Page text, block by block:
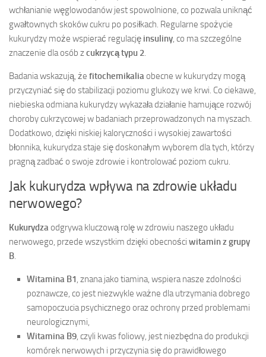
wchłanianie węglowodanów jest spowolnione, co pozwala uniknąć
gwałtownych skoków cukru po posiłkach. Regularne spożycie
kukurydzy może wspierać regulację insuliny, co ma szczególne
znaczenie dla osób zcukrzycą typu 2.
Badania wskazują, że fitochemikaliaobecne w kukurydzy mogą
przyczyniać się do stabilizacji poziomu glukozy we krwi. Co ciekawe,
niebieska odmiana kukurydzy wykazała działanie hamujące rozwój
choroby cukrzycowej w badaniach przeprowadzonych na myszach.
Dodatkowo, dzięki niskiej kaloryczności i wysokiej zawartości
błonnika, kukurydza staje się doskonałym wyborem dla tych, którzy
pragną zadbać o swoje zdrowie i kontrolować poziom cukru.
Jak kukurydza wpływa na zdrowie układu
nerwowego?
Kukurydzaodgrywa kluczową rolę w zdrowiu naszego układu
nerwowego, przede wszystkim dzięki obecności witamin z grupy
B.
Witamina B1, znana jako tiamina, wspiera nasze zdolności
poznawcze, co jest niezwykle ważne dla utrzymania dobrego
samopoczucia psychicznego oraz ochrony przed problemami
neurologicznymi,
Witamina B9, czyli kwas foliowy, jest niezbędna do produkcji
komórek nerwowych i przyczynia się do prawidłowego